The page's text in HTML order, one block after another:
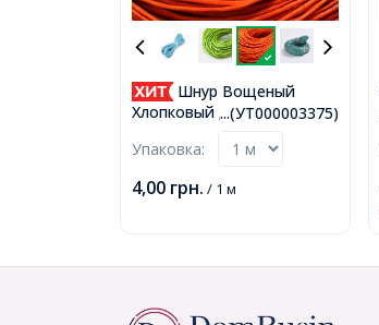
...(УТ000003375)
Шнур Вощеный
Хлопковый для плетения,
Морковный, 1мм, около
(УТ000003375)
Упаковка:
4,00 грн. / 1 м